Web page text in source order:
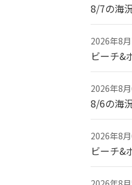
8/7の海
2026年8
ビーチ&
2026年8
8/6の海
2026年8
ビーチ&